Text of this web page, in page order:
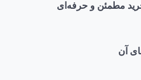
خرید مطمئن و حرفه‌ای
آن